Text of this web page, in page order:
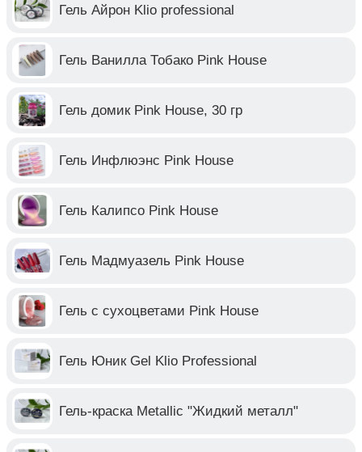
Гель Айрон Klio professional
Гель Ванилла Тобако Pink House
Гель домик Pink House, 30 гр
Гель Инфлюэнс Pink House
Гель Калипсо Pink House
Гель Мадмуазель Pink House
Гель с сухоцветами Pink House
Гель Юник Gel Klio Professional
Гель-краска Metallic "Жидкий металл"